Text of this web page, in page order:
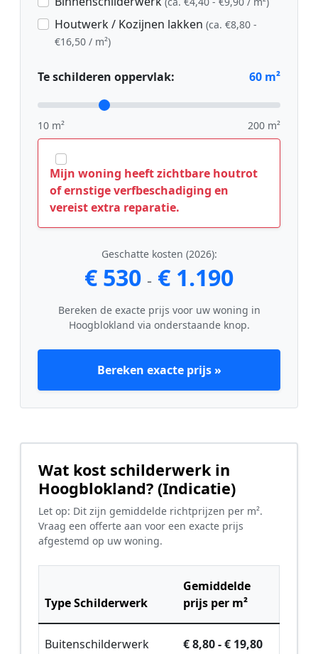
Houtwerk / Kozijnen lakken (ca. €8,80 -
€16,50 / m²)
Te schilderen oppervlak: 60 m²
10 m² 200 m²
Mijn woning heeft zichtbare houtrot
of ernstige verfbeschadiging en
vereist extra reparatie.
Geschatte kosten (2026):
€ 530 - € 1.190
Bereken de exacte prijs voor uw woning in
Hoogblokland via onderstaande knop.
Bereken exacte prijs »
Wat kost schilderwerk in
Hoogblokland? (Indicatie)
Let op: Dit zijn gemiddelde richtprijzen per m².
Vraag een offerte aan voor een exacte prijs
afgestemd op uw woning.
Type Schilderwerk
Gemiddelde
prijs per m²
Buitenschilderwerk € 8,80 - € 19,80